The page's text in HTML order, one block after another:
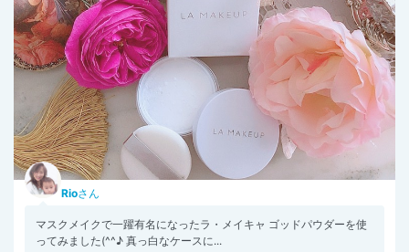
Rioさん
マスクメイクで一躍有名になったラ・メイキャ ゴッドパウダーを使
ってみました(^^♪ 真っ白なケースに...